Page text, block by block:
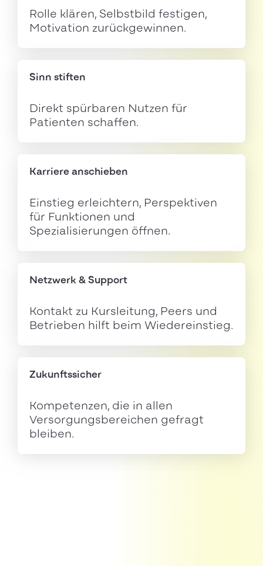
Rolle klären, Selbstbild festigen,
Motivation zurückgewinnen.
Sinn stiften
Direkt spürbaren Nutzen für
Patienten schaffen.
Karriere anschieben
Einstieg erleichtern, Perspektiven
für Funktionen und
Spezialisierungen öffnen.
Netzwerk & Support
Kontakt zu Kursleitung, Peers und
Betrieben hilft beim Wiedereinstieg.
Zukunftssicher
Kompetenzen, die in allen
Versorgungsbereichen gefragt
bleiben.